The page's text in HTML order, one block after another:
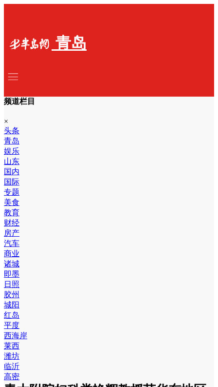
青岛
频道栏目
×
头条
青岛
娱乐
山东
国内
国际
专题
美食
教育
财经
房产
汽车
商业
诸城
即墨
日照
胶州
城阳
红岛
平度
西海岸
莱西
潍坊
临沂
高密